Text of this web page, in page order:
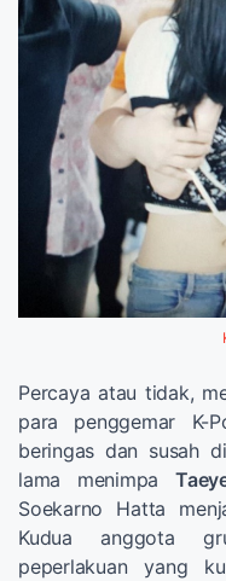
Percaya atau tidak,
para penggemar K-
beringas dan susah
lama menimpa
Soekarno Hatta
Kudua anggota
peperlakuan yang